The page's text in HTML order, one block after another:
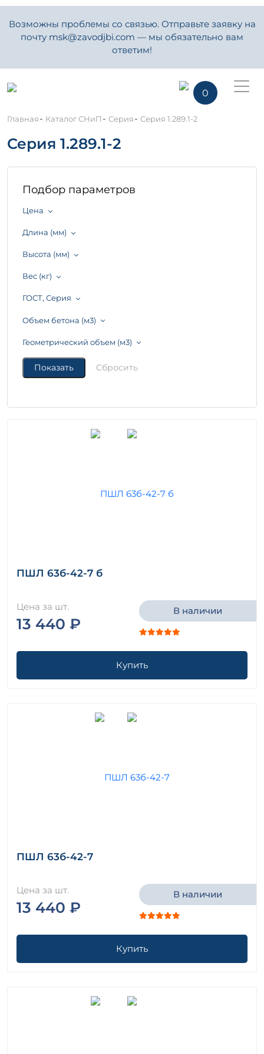
Возможны проблемы со связью. Отправьте заявку на
почту msk@zavodjbi.com — мы обязательно вам
ответим!
0
Главная- Каталог СНиП - Серия- Серия 1.289.1-2
Серия 1.289.1-2
Подбор параметров
Цена
Длина (мм)
Высота (мм)
Вес (кг)
ГОСТ, Серия
Объем бетона (м3)
Геометрический объем (м3)
ПШЛ 63б-42-7 б
Цена за шт.
13 440 ₽
В наличии
Купить
ПШЛ 63б-42-7
Цена за шт.
13 440 ₽
В наличии
Купить